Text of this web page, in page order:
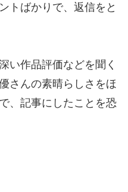
トばかりで、返信をと
い作品評価などを聞く
さんの素晴らしさをほ
、記事にしたことを恐